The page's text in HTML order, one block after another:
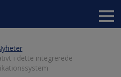
i dette integrerede